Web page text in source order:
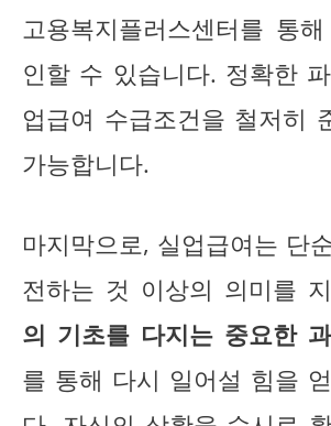
고용복지플러스센터를 통
인할 수 있습니다. 정확한
업급여 수급조건을 철저히
가능합니다.
마지막으로, 실업급여는 단
전하는 것 이상의 의미를
의 기초를 다지는 중요한
를 통해 다시 일어설 힘을